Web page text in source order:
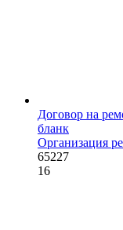
Договор на
бланк
Организация
65227
16